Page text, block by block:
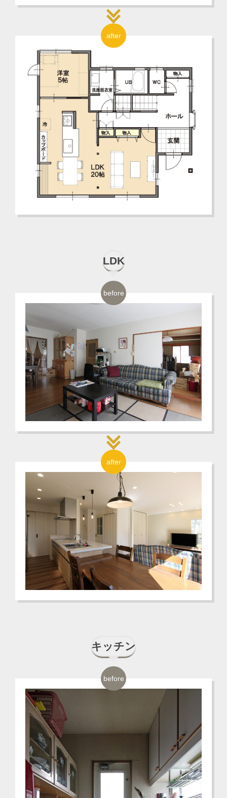
after
LDK
before
after
キッチン
before